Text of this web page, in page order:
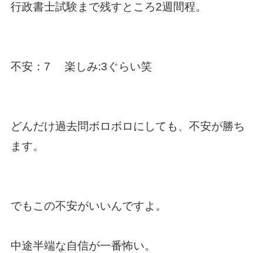
行政書士試験まで残すところ2週間程。
不安：7 楽しみ:3ぐらい笑
どんだけ過去問ボロボロにしても、不安が勝ち
ます。
でもこの不安がいいんですよ。
中途半端な自信が一番怖い。